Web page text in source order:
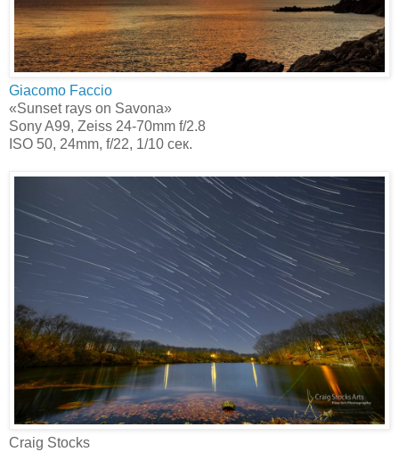
Giacomo Faccio‎
«Sunset rays on Savona»
Sony A99, Zeiss 24-70mm f/2.8
ISO 50, 24mm, f/22, 1/10 сек.
Craig Stocks‎